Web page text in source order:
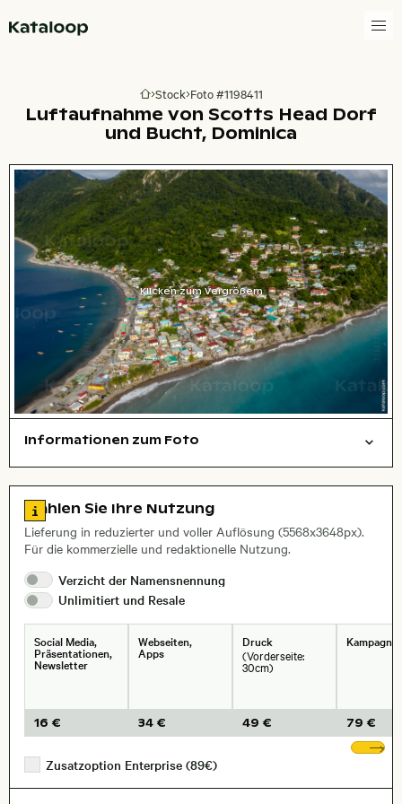
Zur Homepage
Stock Foto #1198411
Luftaufnahme von Scotts Head Dorf
und Bucht, Dominica
Klicken zum Vergrößern
Informationen zum Foto
, Objektiv
Zu den Lizenzinformationen springen
Wählen Sie Ihre Nutzung
Lieferung in reduzierter und voller Auflösung (5568x3648px).
Für die kommerzielle und redaktionelle Nutzung.
Verzicht der Namensnennung
Unlimitiert und Resale
Social Media,
Präsentationen,
Newsletter
16 €
Webseiten,
Apps
34 €
Druck
(Vorderseite:
30cm)
49 € 79 €
Zusatzoption Enterprise (89€)